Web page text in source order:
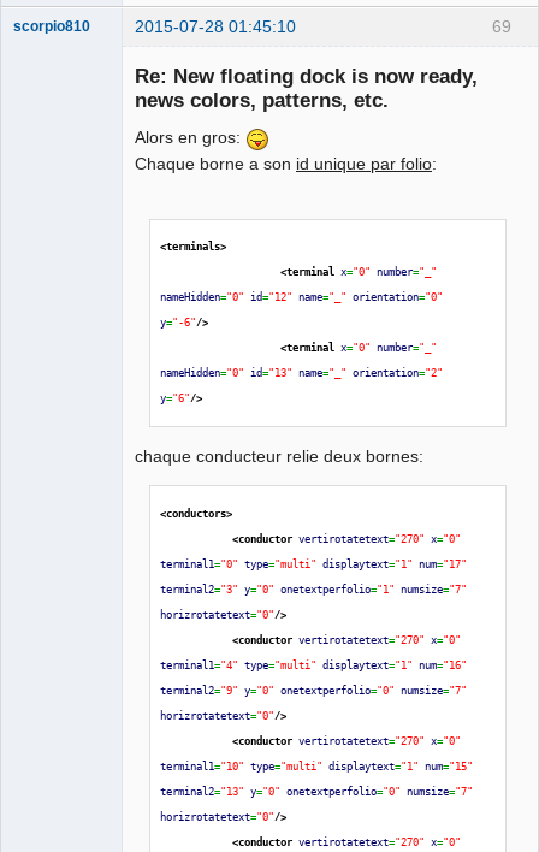
69
scorpio810 2015-07-28 01:45:10
Re: New floating dock is now ready,
news colors, patterns, etc.
Alors en gros:
Chaque borne a son id unique par folio:
<terminals>
<terminal x="0" number="_"
nameHidden="0" id="12" name="_" orientation="0"
y="-6"/>
<terminal x="0" number="_"
nameHidden="0" id="13" name="_" orientation="2"
y="6"/>
chaque conducteur relie deux bornes:
<conductors>
<conductor vertirotatetext="270" x="0"
terminal1="0" type="multi" displaytext="1" num="17"
terminal2="3" y="0" onetextperfolio="1" numsize="7"
horizrotatetext="0"/>
<conductor vertirotatetext="270" x="0"
terminal1="4" type="multi" displaytext="1" num="16"
terminal2="9" y="0" onetextperfolio="0" numsize="7"
horizrotatetext="0"/>
<conductor vertirotatetext="270" x="0"
terminal1="10" type="multi" displaytext="1" num="15"
terminal2="13" y="0" onetextperfolio="0" numsize="7"
horizrotatetext="0"/>
<conductor vertirotatetext="270" x="0"